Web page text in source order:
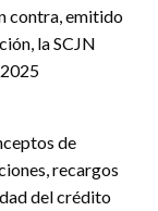
contra, emitido
la SCJN
de
recargos
del crédito